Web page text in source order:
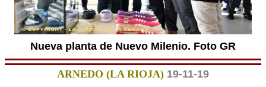
Nueva planta de Nuevo Milenio. Foto GR
ARNEDO (LA RIOJA) 19-11-19